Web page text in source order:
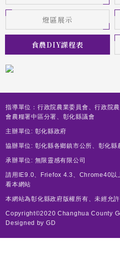
燈區展示
食農DIY課程表
指導單位：行政院農業委員會、行政院
會農糧署中區分署、彰化縣議會
主辦單位: 彰化縣政府
協辦單位: 彰化縣各鄉鎮市公所、彰化縣
承辦單位: 無限靈感有限公司
請用IE9.0、Friefox 4.3、Chrome40以
看本網站
本網站為彰化縣政府版權所有、未經允
Copyright©2020 Changhua County
Designed by GD